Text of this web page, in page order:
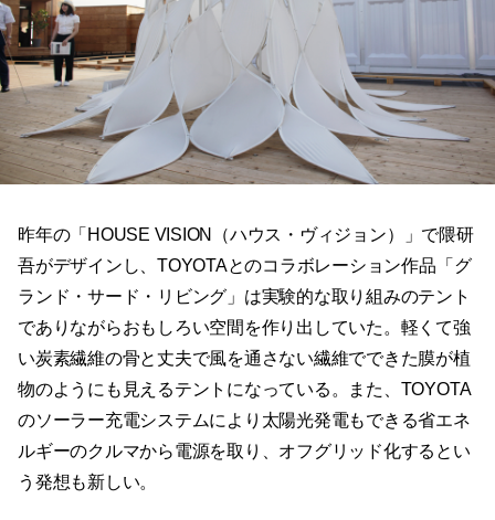
昨年の「HOUSE VISION（ハウス・ヴィジョン）」で隈研
吾がデザインし、TOYOTAとのコラボレーション作品「グ
ランド・サード・リビング」は実験的な取り組みのテント
でありながらおもしろい空間を作り出していた。軽くて強
い炭素繊維の骨と丈夫で風を通さない繊維でできた膜が植
物のようにも見えるテントになっている。また、TOYOTA
のソーラー充電システムにより太陽光発電もできる省エネ
ルギーのクルマから電源を取り、オフグリッド化するとい
う発想も新しい。